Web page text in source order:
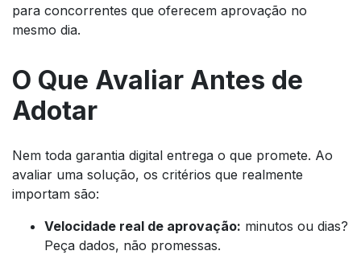
para concorrentes que oferecem aprovação no
mesmo dia.
O Que Avaliar Antes de
Adotar
Nem toda garantia digital entrega o que promete. Ao
avaliar uma solução, os critérios que realmente
importam são:
Velocidade real de aprovação: minutos ou dias?
Peça dados, não promessas.